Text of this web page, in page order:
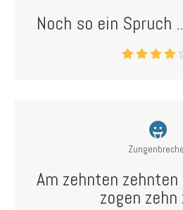
Noch so ein Spruch
Am zehnten zehnten
zogen zehn